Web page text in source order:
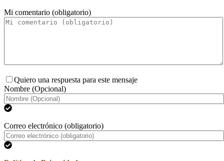
Mi comentario (obligatorio)
Quiero una respuesta para este mensaje
Nombre (Opcional)
Correo electrónico (obligatorio)